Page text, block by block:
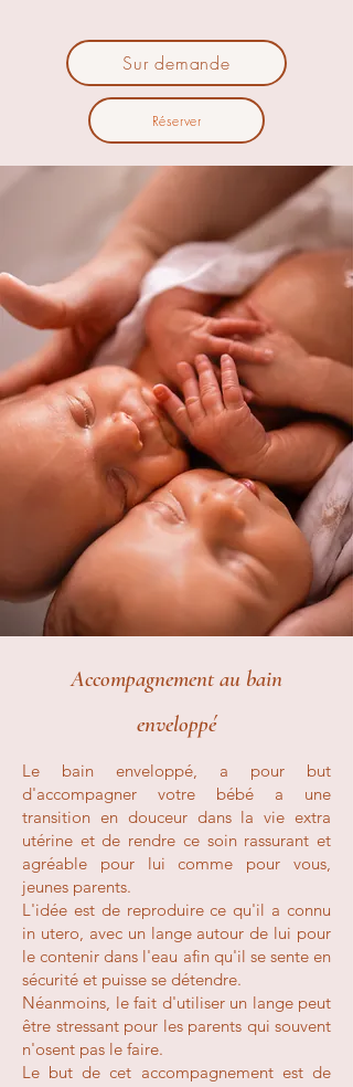
Accompagnement au bain
enveloppé
Le bain enveloppé, a pour but
d'accompagner votre bébé a une
transition en douceur dans la vie extra
utérine et de rendre ce soin rassurant et
agréable pour lui comme pour vous,
jeunes parents.
L'idée est de reproduire ce qu'il a connu
in utero, avec un lange autour de lui pour
le contenir dans l'eau afin qu'il se sente en
sécurité et puisse se détendre.
Néanmoins, le fait d'utiliser un lange peut
être stressant pour les parents qui souvent
n'osent pas le faire.
Le but de cet accompagnement est de
Sur demande
Réserver